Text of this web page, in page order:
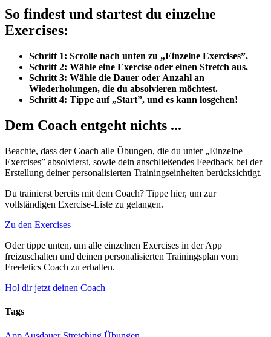
So findest und startest du einzelne
Exercises:
Schritt 1: Scrolle nach unten zu „Einzelne Exercises”.
Schritt 2: Wähle eine Exercise oder einen Stretch aus.
Schritt 3: Wähle die Dauer oder Anzahl an
Wiederholungen, die du absolvieren möchtest.
Schritt 4: Tippe auf „Start”, und es kann losgehen!
Dem Coach entgeht nichts ...
Beachte, dass der Coach alle Übungen, die du unter „Einzelne
Exercises” absolvierst, sowie dein anschließendes Feedback bei der
Erstellung deiner personalisierten Trainingseinheiten berücksichtigt.
Du trainierst bereits mit dem Coach? Tippe hier, um zur
vollständigen Exercise-Liste zu gelangen.
Zu den Exercises
Oder tippe unten, um alle einzelnen Exercises in der App
freizuschalten und deinen personalisierten Trainingsplan vom
Freeletics Coach zu erhalten.
Hol dir jetzt deinen Coach
Tags